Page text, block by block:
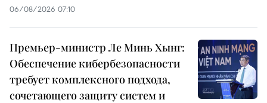
06/08/2026 07:10
Премьер-министр Ле Минь Хынг:
Обеспечение кибербезопасности
требует комплексного подхода,
сочетающего защиту систем и